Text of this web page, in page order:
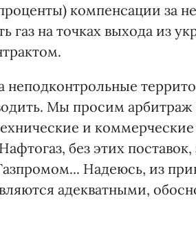
компенсации за
газ на точках выхода из
неподконтрольные
Мы просим арбитраж
и
без этих поставок,
Надеюсь, из
адекватными,